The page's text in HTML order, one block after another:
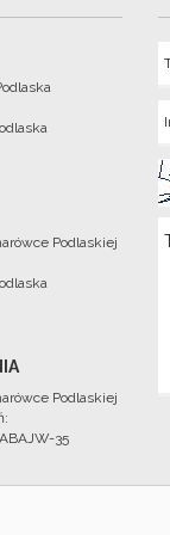
Podlaskiej
Podlaskiej
35